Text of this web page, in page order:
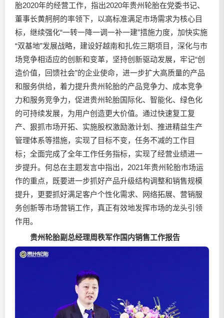
胎2020年的经营工作，指出2020年贵州轮胎在党委书记、
董事长黄舸舸的率领下，以高标准满足市场需求为核心目
标，继续强化“一转一降一调一补一建”措施力度，加快实施
“双基地”发展战略，建设好越南和扎佐三期项目，深化与市
场竞争相适应的创新和变革，坚持创新驱动发展，牢记“创
造价值，回馈社会”的企业使命，进一步扩大高质量的产品
和服务供给，着力提升贵州轮胎的产品竞争力、成本竞争
力和服务竞争力，促进贵州轮胎国际化、智能化、绿色化
的可持续发展，为用户创造更大价值。通过快速复工复
产、狠抓市场开拓、实施股权激励激计划、推进精益生产
管理体系等措施，实现了目标不变，任务不减的工作目
标；全面完成了全年工作任务指标，实现了经营业绩进一
步提升。何总在主题发言中指出，2021年贵州轮胎市场运
作的重点，既要进一步抓好产品升级结构调整和销售规模
提升，更要抓好满足客户个性化需求、网络拓展、营销服
务创新等市场营销工作，真正有效地发挥市场的龙头引领
作用。
贵州轮胎副总经理周秩军作国内销售工作报告